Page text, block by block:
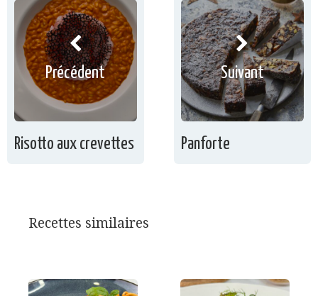
Précédent
Risotto aux crevettes
Suivant
Panforte
Recettes similaires